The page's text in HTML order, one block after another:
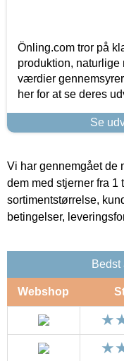
Önling.com tror på
produktion,
værdier
her for at se deres
Se
Vi har gennemgået de
dem med stjerner fra 1
sortimentstørrelse,
betingelser,
Bedst
Webshop